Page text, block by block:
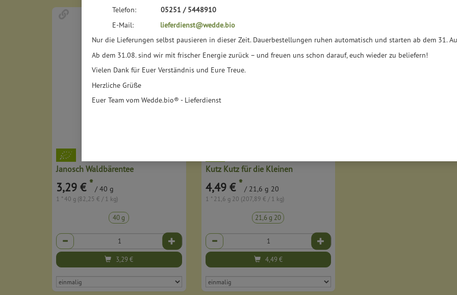
Telefon: 05251 / 5448910
E-Mail: lieferdienst@wedde.bio
Nur die Lieferungen selbst pausieren in dieser Zeit. Dauerbestellungen ruhen automatisch und starten ab dem 31.
Ab dem 31.08. sind wir mit frischer Energie zurück – und freuen uns schon darauf, euch wieder zu beliefern!
Vielen Dank für Euer Verständnis und Eure Treue.
Herzliche Grüße
Euer Team vom Wedde.bio® - Lieferdienst
Janosch Waldbärentee
3,29 € * / 40 g
1 * 40 g (82,25 € / 1 kg)
40 g
Anzahl
3,29€
Kutz Kutz für die Kleinen
4,49 €* / 21,6 g 20
1 * 21,6 g 20 (207,89 € / 1 kg)
21,6 g 20
Anzahl
4,49€